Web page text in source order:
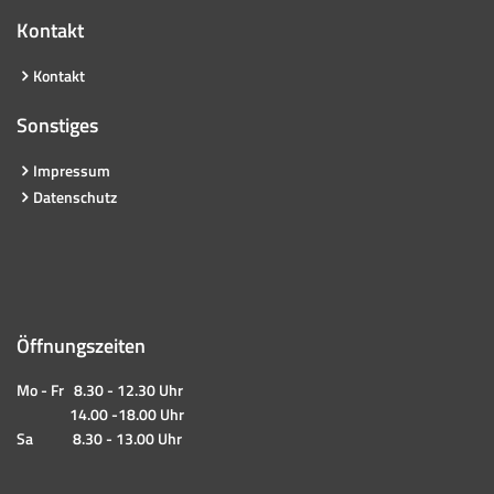
Kontakt
Kontakt
Sonstiges
Impressum
Datenschutz
Öffnungszeiten
Mo - Fr 8.30 - 12.30 Uhr
14.00 -18.00 Uhr
Sa 8.30 - 13.00 Uhr